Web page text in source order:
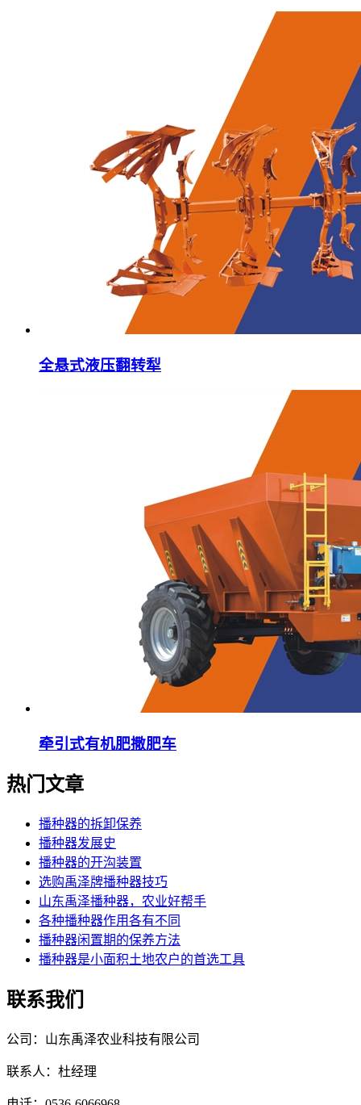
全悬式液压翻转犁
牵引式有机肥撒肥车
热门文章
播种器的拆卸保养
播种器发展史
播种器的开沟装置
选购禹泽牌播种器技巧
山东禹泽播种器，农业好帮手
各种播种器作用各有不同
播种器闲置期的保养方法
播种器是小面积土地农户的首选工具
联系我们
公司：山东禹泽农业科技有限公司
联系人：杜经理